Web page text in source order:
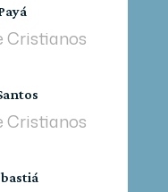
Cristianos
Cristianos